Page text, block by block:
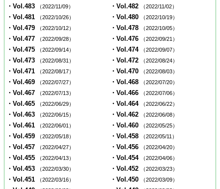
・Vol.483 （2022/11/09） ・Vol.482 （2022/11/02）
・Vol.481 （2022/10/26） ・Vol.480 （2022/10/19）
・Vol.479 （2022/10/12） ・Vol.478 （2022/10/05）
・Vol.477 （2022/09/28） ・Vol.476 （2022/09/21）
・Vol.475 （2022/09/14） ・Vol.474 （2022/09/07）
・Vol.473 （2022/08/31） ・Vol.472 （2022/08/24）
・Vol.471 （2022/08/17） ・Vol.470 （2022/08/03）
・Vol.469 （2022/07/27） ・Vol.468 （2022/07/20）
・Vol.467 （2022/07/13） ・Vol.466 （2022/07/06）
・Vol.465 （2022/06/29） ・Vol.464 （2022/06/22）
・Vol.463 （2022/06/15） ・Vol.462 （2022/06/08）
・Vol.461 （2022/06/01） ・Vol.460 （2022/05/25）
・Vol.459 （2022/05/18） ・Vol.458 （2022/05/11）
・Vol.457 （2022/04/27） ・Vol.456 （2022/04/20）
・Vol.455 （2022/04/13） ・Vol.454 （2022/04/06）
・Vol.453 （2022/03/30） ・Vol.452 （2022/03/23）
・Vol.451 （2022/03/16） ・Vol.450 （2022/03/09）